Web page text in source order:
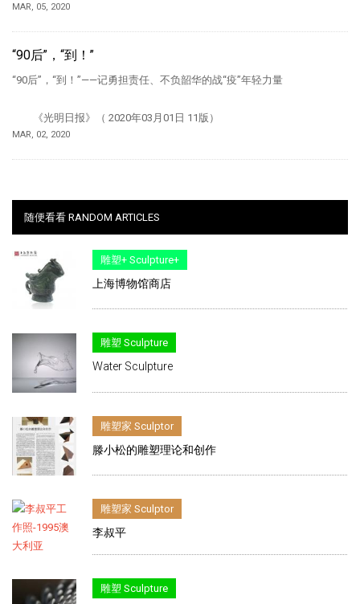
MAR, 05, 2020
“90后”，“到！”
“90后”，“到！”——记勇担责任、不负韶华的战“疫”年轻力量
《光明日报》（ 2020年03月01日 11版）
MAR, 02, 2020
随便看看 RANDOM ARTICLES
雕塑+ Sculpture+
上海博物馆商店
雕塑 Sculpture
Water Sculpture
雕塑家 Sculptor
滕小松的雕塑理论和创作
雕塑家 Sculptor
李叔平
雕塑 Sculpture